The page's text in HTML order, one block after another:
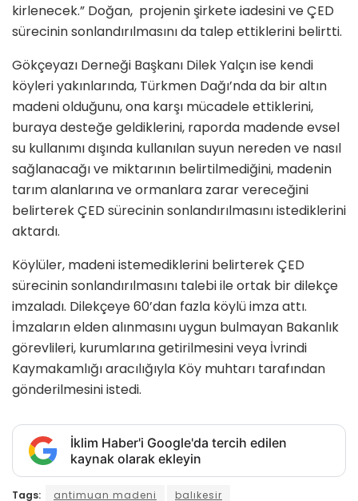
kirlenecek.” Doğan, projenin şirkete iadesini ve ÇED
sürecinin sonlandırılmasını da talep ettiklerini belirtti.
Gökçeyazı Derneği Başkanı Dilek Yalçın ise kendi
köyleri yakınlarında, Türkmen Dağı’nda da bir altın
madeni olduğunu, ona karşı mücadele ettiklerini,
buraya desteğe geldiklerini, raporda madende evsel
su kullanımı dışında kullanılan suyun nereden ve nasıl
sağlanacağı ve miktarının belirtilmediğini, madenin
tarım alanlarına ve ormanlara zarar vereceğini
belirterek ÇED sürecinin sonlandırılmasını istediklerini
aktardı.
Köylüler, madeni istemediklerini belirterek ÇED
sürecinin sonlandırılmasını talebi ile ortak bir dilekçe
imzaladı. Dilekçeye 60’dan fazla köylü imza attı.
İmzaların elden alınmasını uygun bulmayan Bakanlık
görevlileri, kurumlarına getirilmesini veya İvrindi
Kaymakamlığı aracılığıyla Köy muhtarı tarafından
gönderilmesini istedi.
İklim Haber'i Google'da tercih edilen
kaynak olarak ekleyin
Tags: antimuan madeni balıkesir